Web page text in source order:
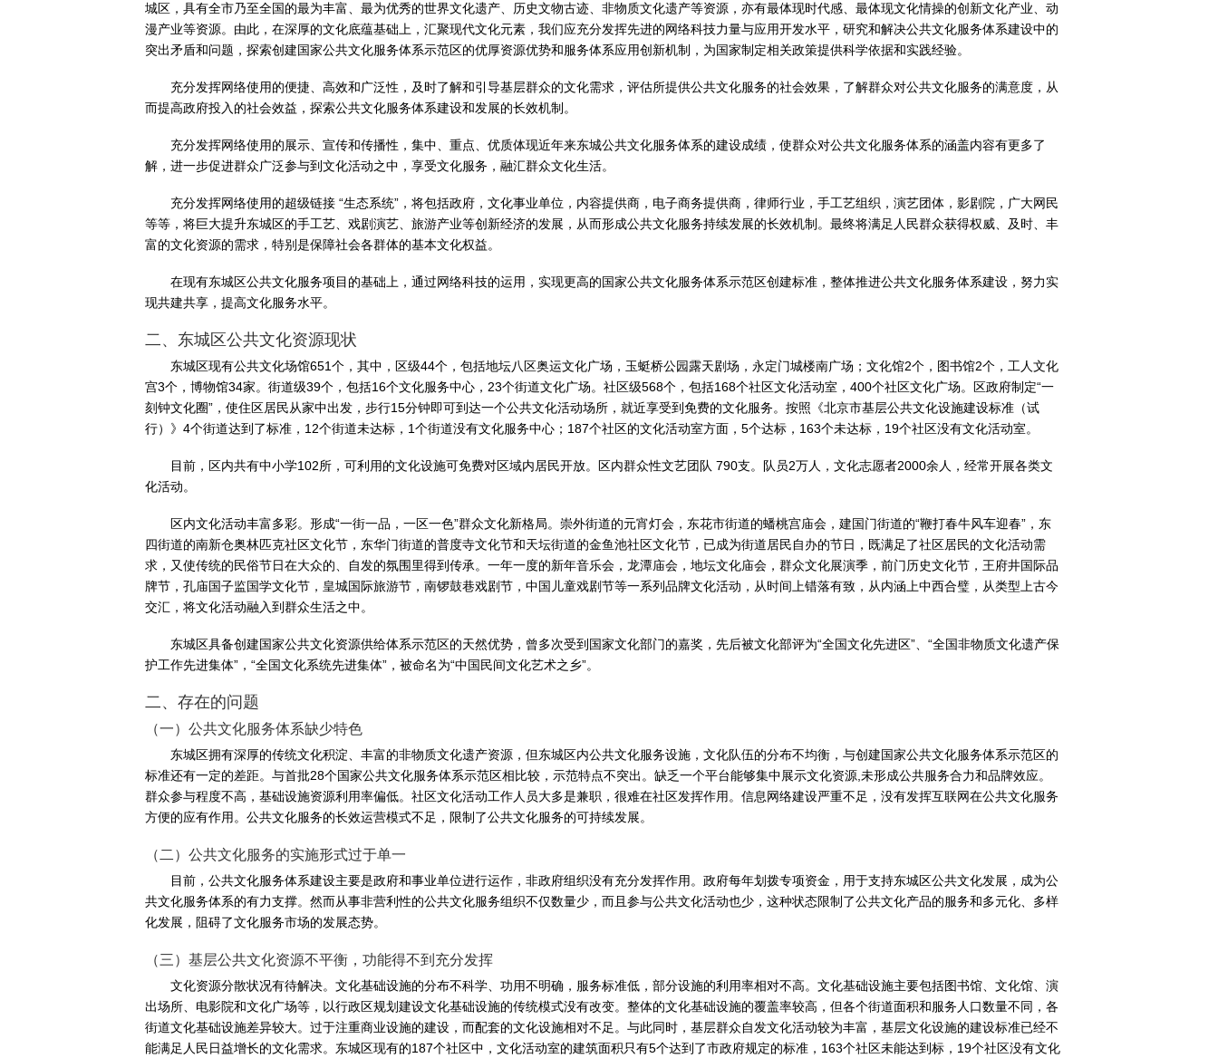
城区，具有全市乃至全国的最为丰富、最为优秀的世界文化遗产、历史文物古迹、非物质文化遗产等资源，亦有最体现时代感、最体现文化情操的创新文化产业、动
漫产业等资源。由此，在深厚的文化底蕴基础上，汇聚现代文化元素，我们应充分发挥先进的网络科技力量与应用开发水平，研究和解决公共文化服务体系建设中的
突出矛盾和问题，探索创建国家公共文化服务体系示范区的优厚资源优势和服务体系应用创新机制，为国家制定相关政策提供科学依据和实践经验。
充分发挥网络使用的便捷、高效和广泛性，及时了解和引导基层群众的文化需求，评估所提供公共文化服务的社会效果，了解群众对公共文化服务的满意度，从
而提高政府投入的社会效益，探索公共文化服务体系建设和发展的长效机制。
充分发挥网络使用的展示、宣传和传播性，集中、重点、优质体现近年来东城公共文化服务体系的建设成绩，使群众对公共文化服务体系的涵盖内容有更多了
解，进一步促进群众广泛参与到文化活动之中，享受文化服务，融汇群众文化生活。
充分发挥网络使用的超级链接 “生态系统”，将包括政府，文化事业单位，内容提供商，电子商务提供商，律师行业，手工艺组织，演艺团体，影剧院，广大网民
等等，将巨大提升东城区的手工艺、戏剧演艺、旅游产业等创新经济的发展，从而形成公共文化服务持续发展的长效机制。最终将满足人民群众获得权威、及时、丰
富的文化资源的需求，特别是保障社会各群体的基本文化权益。
在现有东城区公共文化服务项目的基础上，通过网络科技的运用，实现更高的国家公共文化服务体系示范区创建标准，整体推进公共文化服务体系建设，努力实
现共建共享，提高文化服务水平。
二、东城区公共文化资源现状
东城区现有公共文化场馆651个，其中，区级44个，包括地坛八区奥运文化广场，玉蜓桥公园露天剧场，永定门城楼南广场；文化馆2个，图书馆2个，工人文化
宫3个，博物馆34家。街道级39个，包括16个文化服务中心，23个街道文化广场。社区级568个，包括168个社区文化活动室，400个社区文化广场。区政府制定“一
刻钟文化圈”，使住区居民从家中出发，步行15分钟即可到达一个公共文化活动场所，就近享受到免费的文化服务。按照《北京市基层公共文化设施建设标准（试
行）》4个街道达到了标准，12个街道未达标，1个街道没有文化服务中心；187个社区的文化活动室方面，5个达标，163个未达标，19个社区没有文化活动室。
目前，区内共有中小学102所，可利用的文化设施可免费对区域内居民开放。区内群众性文艺团队 790支。队员2万人，文化志愿者2000余人，经常开展各类文
化活动。
区内文化活动丰富多彩。形成“一街一品，一区一色”群众文化新格局。崇外街道的元宵灯会，东花市街道的蟠桃宫庙会，建国门街道的“鞭打春牛风车迎春”，东
四街道的南新仓奥林匹克社区文化节，东华门街道的普度寺文化节和天坛街道的金鱼池社区文化节，已成为街道居民自办的节日，既满足了社区居民的文化活动需
求，又使传统的民俗节日在大众的、自发的氛围里得到传承。一年一度的新年音乐会，龙潭庙会，地坛文化庙会，群众文化展演季，前门历史文化节，王府井国际品
牌节，孔庙国子监国学文化节，皇城国际旅游节，南锣鼓巷戏剧节，中国儿童戏剧节等一系列品牌文化活动，从时间上错落有致，从内涵上中西合璧，从类型上古今
交汇，将文化活动融入到群众生活之中。
东城区具备创建国家公共文化资源供给体系示范区的天然优势，曾多次受到国家文化部门的嘉奖，先后被文化部评为“全国文化先进区”、“全国非物质文化遗产保
护工作先进集体”，“全国文化系统先进集体”，被命名为“中国民间文化艺术之乡”。
二、存在的问题
（一）公共文化服务体系缺少特色
东城区拥有深厚的传统文化积淀、丰富的非物质文化遗产资源，但东城区内公共文化服务设施，文化队伍的分布不均衡，与创建国家公共文化服务体系示范区的
标准还有一定的差距。与首批28个国家公共文化服务体系示范区相比较，示范特点不突出。缺乏一个平台能够集中展示文化资源,未形成公共服务合力和品牌效应。
群众参与程度不高，基础设施资源利用率偏低。社区文化活动工作人员大多是兼职，很难在社区发挥作用。信息网络建设严重不足，没有发挥互联网在公共文化服务
方便的应有作用。公共文化服务的长效运营模式不足，限制了公共文化服务的可持续发展。
（二）公共文化服务的实施形式过于单一
目前，公共文化服务体系建设主要是政府和事业单位进行运作，非政府组织没有充分发挥作用。政府每年划拨专项资金，用于支持东城区公共文化发展，成为公
共文化服务体系的有力支撑。然而从事非营利性的公共文化服务组织不仅数量少，而且参与公共文化活动也少，这种状态限制了公共文化产品的服务和多元化、多样
化发展，阻碍了文化服务市场的发展态势。
（三）基层公共文化资源不平衡，功能得不到充分发挥
文化资源分散状况有待解决。文化基础设施的分布不科学、功用不明确，服务标准低，部分设施的利用率相对不高。文化基础设施主要包括图书馆、文化馆、演
出场所、电影院和文化广场等，以行政区规划建设文化基础设施的传统模式没有改变。整体的文化基础设施的覆盖率较高，但各个街道面积和服务人口数量不同，各
街道文化基础设施差异较大。过于注重商业设施的建设，而配套的文化设施相对不足。与此同时，基层群众自发文化活动较为丰富，基层文化设施的建设标准已经不
能满足人民日益增长的文化需求。东城区现有的187个社区中，文化活动室的建筑面积只有5个达到了市政府规定的标准，163个社区未能达到标，19个社区没有文化